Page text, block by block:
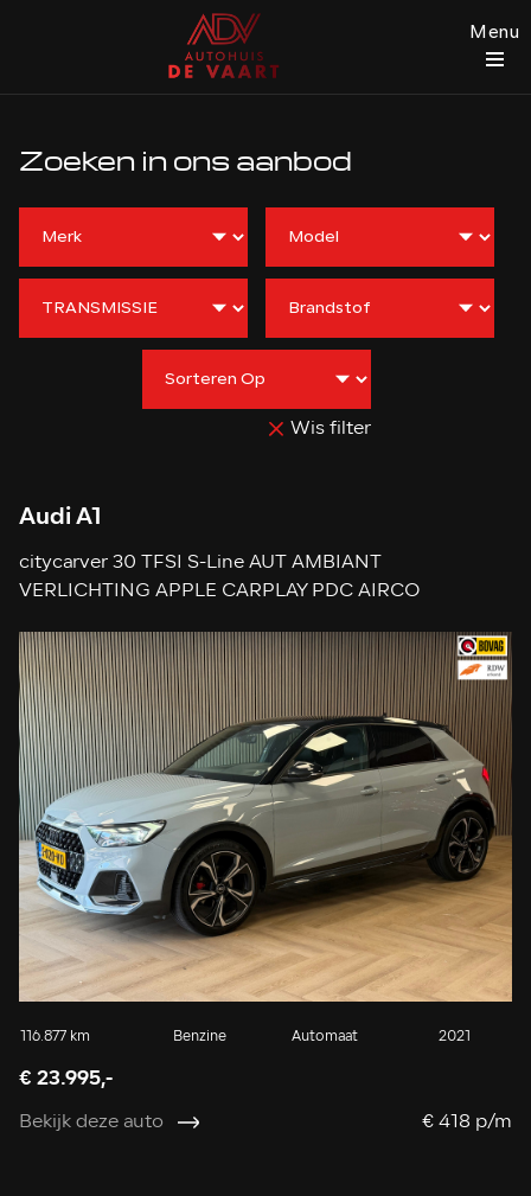
Menu
Zoeken in ons aanbod
Wis filter
Audi A1
citycarver 30 TFSI S-Line AUT AMBIANT
VERLICHTING APPLE CARPLAY PDC AIRCO
CRUISE
116.877 km Benzine Automaat 2021
€ 23.995,-
Bekijk deze auto € 418 p/m